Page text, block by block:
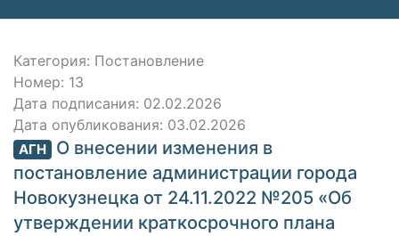
Категория: Постановление
Номер: 13
Дата подписания: 02.02.2026
Дата опубликования: 03.02.2026
АГН
О внесении изменения в
постановление администрации города
Новокузнецка от 24.11.2022 №205 «Об
утверждении краткосрочного плана